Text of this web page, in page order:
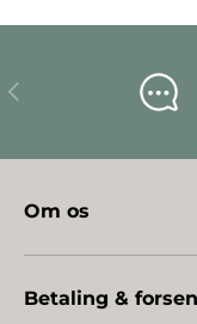
Forrige
Om os
Betaling &